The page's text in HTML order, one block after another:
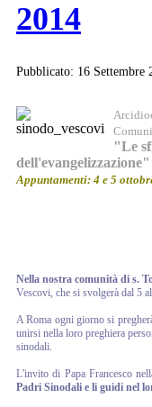
2014
Pubblicato: 16 Settembre
"Le
dell'evangelizzazione"
Appuntamenti: 4 e 5
Nella nostra comunità di s.
Vescovi, che si svolgerà dal 5
A Roma ogni giorno si
unirsi nella loro preghiera
sinodali.
L'invito di Papa Francesco
Padri Sinodali e li guidi nel